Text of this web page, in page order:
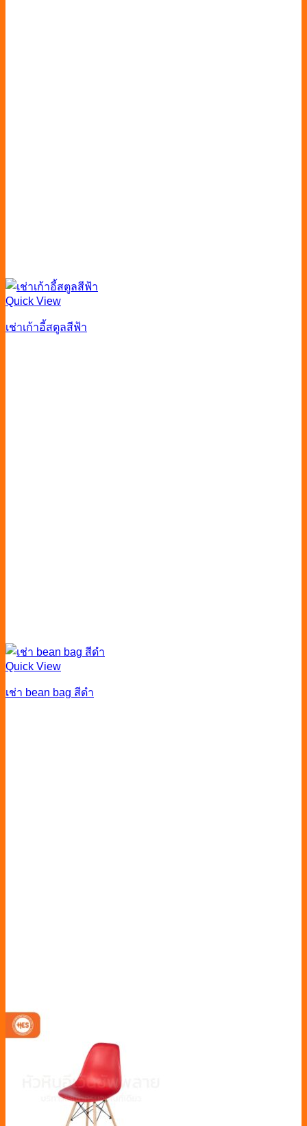
Quick View
เช่าเก้าอี้สตูลสีฟ้า
Quick View
เช่า bean bag สีดำ